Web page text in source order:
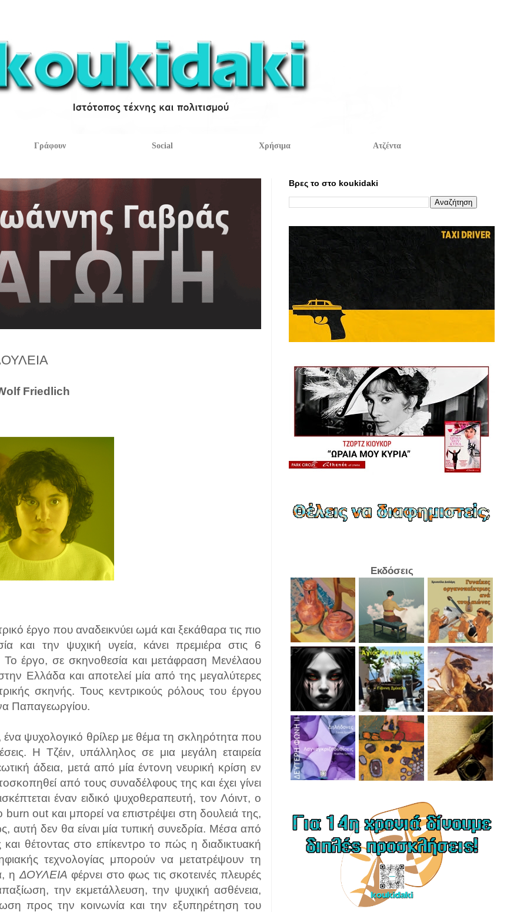
Γράφουν Social Χρήσιμα Ατζέντα
Friedlich
έργο που αναδεικνύει ωμά και ξεκάθαρα τις πιο
και την ψυχική υγεία, κάνει πρεμιέρα στις 6
έργο, σε σκηνοθεσία και μετάφραση Μενέλαου
Ελλάδα και αποτελεί μία από της μεγαλύτερες
σκηνής. Τους κεντρικούς ρόλους του έργου
Παπαγεωργίου.
ένα ψυχολογικό θρίλερ με θέμα τη σκληρότητα που
Η Τζέιν, υπάλληλος σε μια μεγάλη εταιρεία
άδεια, μετά από μία έντονη νευρική κρίση εν
από τους συναδέλφους της και έχει γίνει
έναν ειδικό ψυχοθεραπευτή, τον Λόιντ, ο
burn out και μπορεί να επιστρέψει στη δουλειά της,
αυτή δεν θα είναι μία τυπική συνεδρία. Μέσα από
θέτοντας στο επίκεντρο το πώς η διαδικτυακή
τεχνολογίας μπορούν να μετατρέψουν τη
η ΔΟΥΛΕΙΑ φέρνει στο φως τις σκοτεινές πλευρές
την εκμετάλλευση, την ψυχική ασθένεια,
προς την κοινωνία και την εξυπηρέτηση του
Βρες το στο koukidaki
Εκδόσεις